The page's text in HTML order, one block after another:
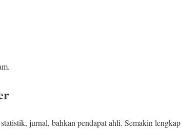
jurnal, bahkan pendapat ahli. Semakin lengkap